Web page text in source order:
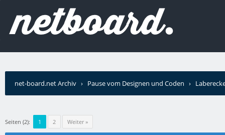
net-board.net Archiv › Pause vom Designen und Coden ›
Seiten (2): 1 2 Weiter »